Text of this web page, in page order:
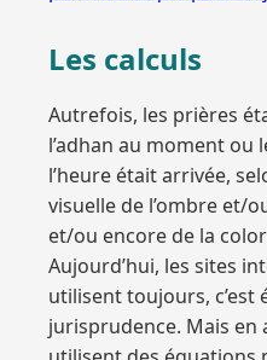
Les calculs
Autrefois, les prières
l’adhan au moment
l’heure était arrivée,
visuelle de l’ombre et/
et/ou encore de la
Aujourd’hui, les sites
utilisent toujours, c’est
jurisprudence. Mais en